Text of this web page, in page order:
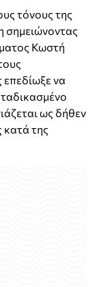
τόνους της
σημειώνοντας
Κωστή
επεδίωξε να
ως δήθεν
κατά της